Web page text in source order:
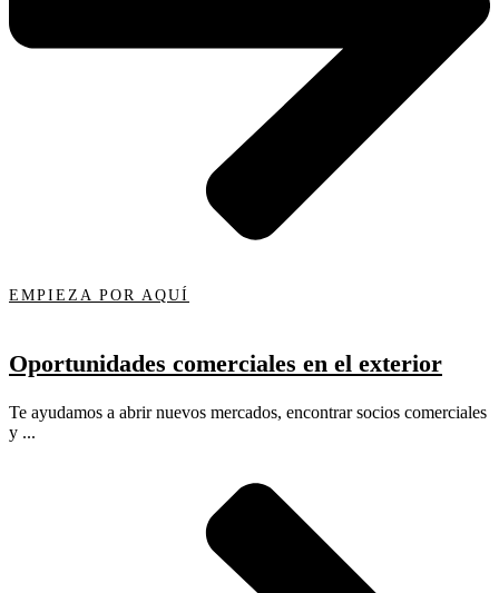
EMPIEZA POR AQUÍ
Oportunidades comerciales en el exterior
Te ayudamos a abrir nuevos mercados, encontrar socios comerciales
y ...